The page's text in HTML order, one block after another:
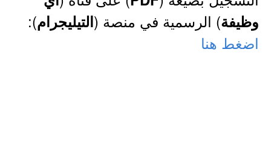
وظيفة) الرسمية في منصة (التيليجرام):
اضغط هنا